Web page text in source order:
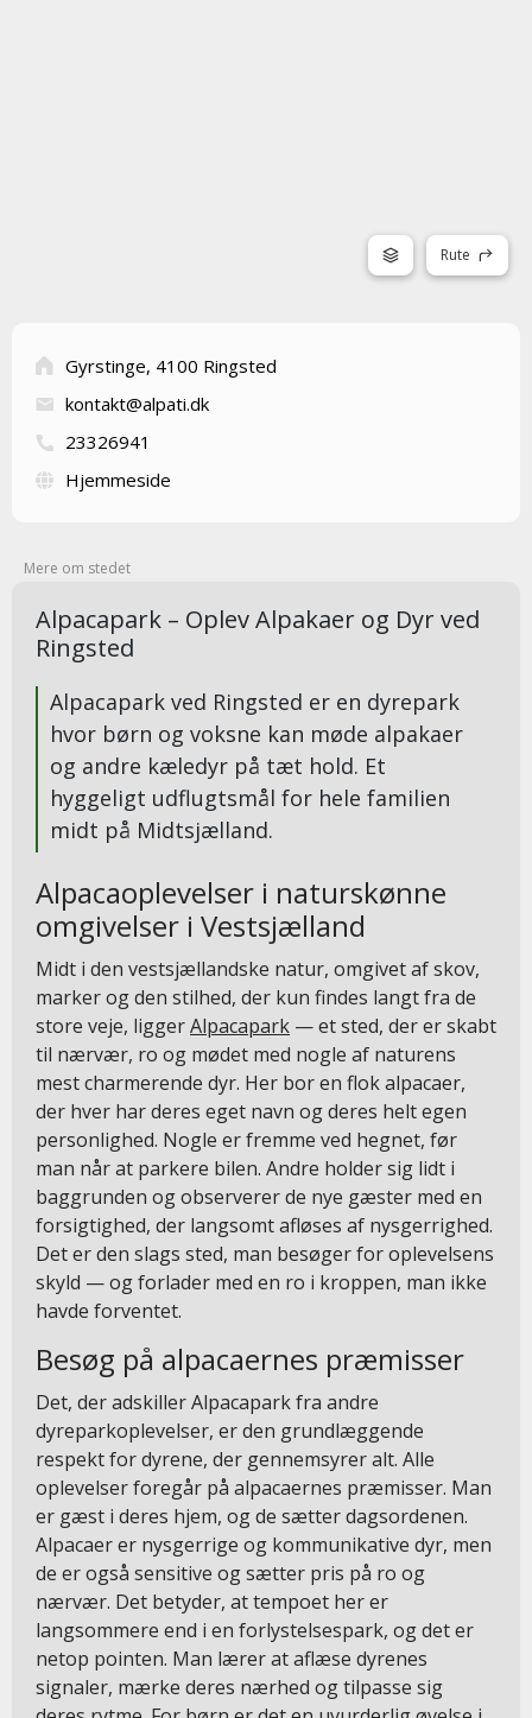
Rute
Gyrstinge, 4100 Ringsted
kontakt@alpati.dk
23326941
Hjemmeside
Mere om stedet
Alpacapark – Oplev Alpakaer og Dyr ved
Ringsted
Alpacapark ved Ringsted er en dyrepark
hvor børn og voksne kan møde alpakaer
og andre kæledyr på tæt hold. Et
hyggeligt udflugtsmål for hele familien
midt på Midtsjælland.
Alpacaoplevelser i naturskønne
omgivelser i Vestsjælland
Midt i den vestsjællandske natur, omgivet af skov,
marker og den stilhed, der kun findes langt fra de
store veje, liggerAlpacapark — et sted, der er skabt
til nærvær, ro og mødet med nogle af naturens
mest charmerende dyr. Her bor en flok alpacaer,
der hver har deres eget navn og deres helt egen
personlighed. Nogle er fremme ved hegnet, før
man når at parkere bilen. Andre holder sig lidt i
baggrunden og observerer de nye gæster med en
forsigtighed, der langsomt afløses af nysgerrighed.
Det er den slags sted, man besøger for oplevelsens
skyld — og forlader med en ro i kroppen, man ikke
havde forventet.
Besøg på alpacaernes præmisser
Det, der adskiller Alpacapark fra andre
dyreparkoplevelser, er den grundlæggende
respekt for dyrene, der gennemsyrer alt. Alle
oplevelser foregår på alpacaernes præmisser. Man
er gæst i deres hjem, og de sætter dagsordenen.
Alpacaer er nysgerrige og kommunikative dyr, men
de er også sensitive og sætter pris på ro og
nærvær. Det betyder, at tempoet her er
langsommere end i en forlystelsespark, og det er
netop pointen. Man lærer at aflæse dyrenes
signaler, mærke deres nærhed og tilpasse sig